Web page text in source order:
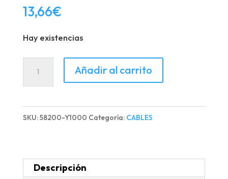
13,66€
Hay existencias
CUENTAKILOMETROS
SM/TR
Añadir al carrito
SKU:58200-Y1000 Categoría: CABLES
Descripción